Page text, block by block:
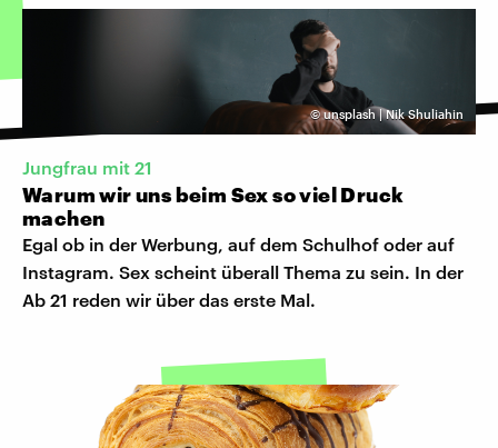
©unsplash | Nik Shuliahin
Jungfrau mit 21
Warum wir uns beim Sex so viel Druck
machen
Egal ob in der Werbung, auf dem Schulhof oder auf
Instagram. Sex scheint überall Thema zu sein. In der
Ab 21 reden wir über das erste Mal.